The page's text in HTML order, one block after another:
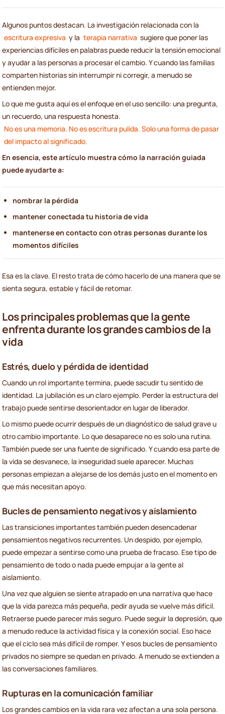
Algunos puntos destacan. La investigación relacionada con la
escritura expresiva y la terapia narrativa sugiere que poner las
experiencias difíciles en palabras puede reducir la tensión emocional
y ayudar a las personas a procesar el cambio. Y cuando las familias
comparten historias sin interrumpir ni corregir, a menudo se
entienden mejor.
Lo que me gusta aquí es el enfoque en el uso sencillo: una pregunta,
un recuerdo, una respuesta honesta.
No es una memoria. No es escritura pulida. Solo una forma de pasar
del impacto al significado.
En esencia, este artículo muestra cómo la narración guiada
puede ayudarte a:
nombrar la pérdida
mantener conectada tu historia de vida
mantenerse en contacto con otras personas durante los
momentos difíciles
Esa es la clave. El resto trata de cómo hacerlo de una manera que se
sienta segura, estable y fácil de retomar.
Los principales problemas que la gente
enfrenta durante los grandes cambios de la
vida
Estrés, duelo y pérdida de identidad
Cuando un rol importante termina, puede sacudir tu sentido de
identidad. La jubilación es un claro ejemplo. Perder la estructura del
trabajo puede sentirse desorientador en lugar de liberador.
Lo mismo puede ocurrir después de un diagnóstico de salud grave u
otro cambio importante. Lo que desaparece no es solo una rutina.
También puede ser una fuente de significado. Y cuando esa parte de
la vida se desvanece, la inseguridad suele aparecer. Muchas
personas empiezan a alejarse de los demás justo en el momento en
que más necesitan apoyo.
Bucles de pensamiento negativos y aislamiento
Las transiciones importantes también pueden desencadenar
pensamientos negativos recurrentes. Un despido, por ejemplo,
puede empezar a sentirse como una prueba de fracaso. Ese tipo de
pensamiento de todo o nada puede empujar a la gente al
aislamiento.
Una vez que alguien se siente atrapado en una narrativa que hace
que la vida parezca más pequeña, pedir ayuda se vuelve más difícil.
Retraerse puede parecer más seguro. Puede seguir la depresión, que
a menudo reduce la actividad física y la conexión social. Eso hace
que el ciclo sea más difícil de romper. Y esos bucles de pensamiento
privados no siempre se quedan en privado. A menudo se extienden a
las conversaciones familiares.
Rupturas en la comunicación familiar
Los grandes cambios en la vida rara vez afectan a una sola persona.